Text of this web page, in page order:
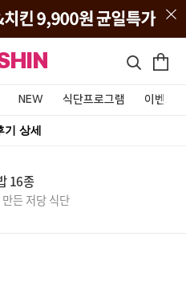
NEW 식단프로그램 이벤트&
기 상세
16종
든 저당 식단